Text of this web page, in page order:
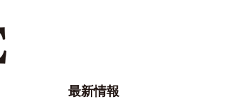
最新情報